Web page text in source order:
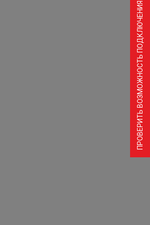
ПРОВЕРИТЬ ВОЗМОЖНОСТЬ ПОДКЛЮЧЕНИЯ